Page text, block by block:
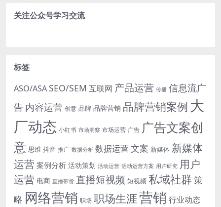
关注公众号学习交流
标签
ASO/ASA SEO/SEM 互联网 产品运营 传播 信息流广
告 内容运营 创意 品牌 品牌营销 品牌营销案例 大
厂动态 小红书 市场洞察 市场运营 广告 广告文案创
意 思维 抖音 推广 数据分析 数据运营文案 新媒体 新媒体
运营 案例分析 活动策划 活动运营 活动运营方案 用户研究 用户
运营 电商 直播带货 直播短视频 短视频 私域社群 策
略 网络营销 职场 职场生涯营销 行业动态